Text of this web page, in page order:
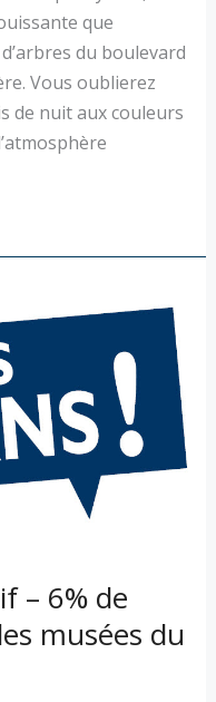
que
du boulevard
Vous oublierez
de nuit aux couleurs
– 6% de
musées du